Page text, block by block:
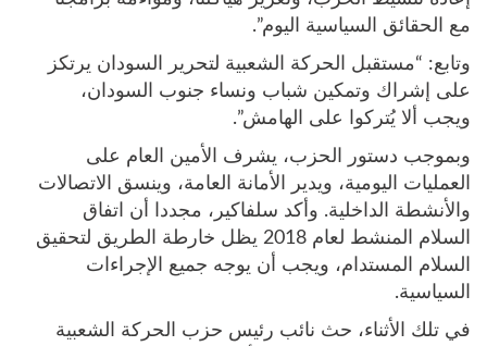
مع الحقائق السياسية اليوم”.
وتابع: “مستقبل الحركة الشعبية لتحرير السودان يرتكز
على إشراك وتمكين شباب ونساء جنوب السودان،
ويجب ألا يُتركوا على الهامش”.
وبموجب دستور الحزب، يشرف الأمين العام على
العمليات اليومية، ويدير الأمانة العامة، وينسق الاتصالات
والأنشطة الداخلية. وأكد سلفاكير، مجددا أن اتفاق
السلام المنشط لعام 2018 يظل خارطة الطريق لتحقيق
السلام المستدام، ويجب أن يوجه جميع الإجراءات
السياسية.
في تلك الأثناء، حث نائب رئيس حزب الحركة الشعبية